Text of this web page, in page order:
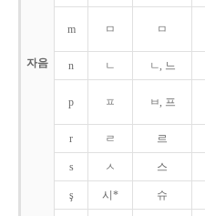
자음
m ㅁ ㅁ
n ㄴ ㄴ, 느
p ㅍ ㅂ, 프
r ㄹ 르
s ㅅ 스
ş 시* 슈